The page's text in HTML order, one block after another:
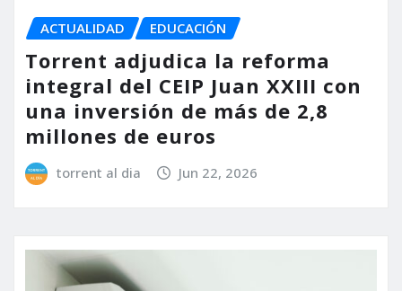
ACTUALIDAD EDUCACIÓN
Torrent adjudica la reforma
integral del CEIP Juan XXIII con
una inversión de más de 2,8
millones de euros
torrent al dia Jun 22, 2026